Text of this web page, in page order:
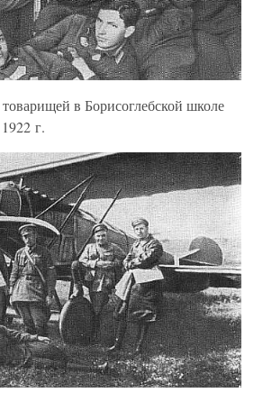
в Борисоглебской школе
г.